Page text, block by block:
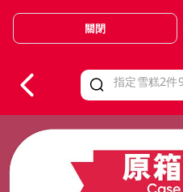
Valid Until 30 June 2026
關閉